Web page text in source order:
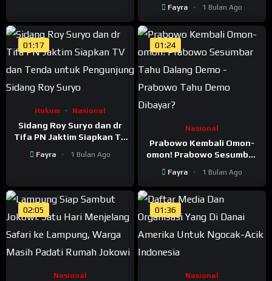
Penolakan Jokowi di
Lampung
Fayra 1 Bulan Ago
01:17
Hukum Nasional
Sidang Roy Suryo dan dr
Tifa PN Jaktim Siapkan TV
Pengunjung Sidang Roy
Fayra 1 Bulan Ago
01:24
Nasional
Prabowo Kembali Omon-
omon! Prabowo Sesumbar
Prabowo Tahu Demo
Dibayar?
Fayra 1 Bulan Ago
02:05
Nasional
01:36
Nasional